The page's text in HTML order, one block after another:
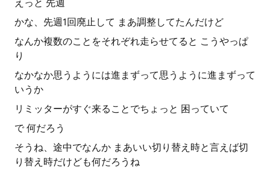
えっと 先週
かな、先週1回廃止して まあ調整してたんだけど
なんか複数のことをそれぞれ走らせてると こうやっぱ
り
なかなか思うようには進まずって思うように進まずって
いうか
リミッターがすぐ来ることでちょっと 困っていて
で 何だろう
そうね、途中でなんか まあいい切り替え時と言えば切
り替え時だけども何だろうね